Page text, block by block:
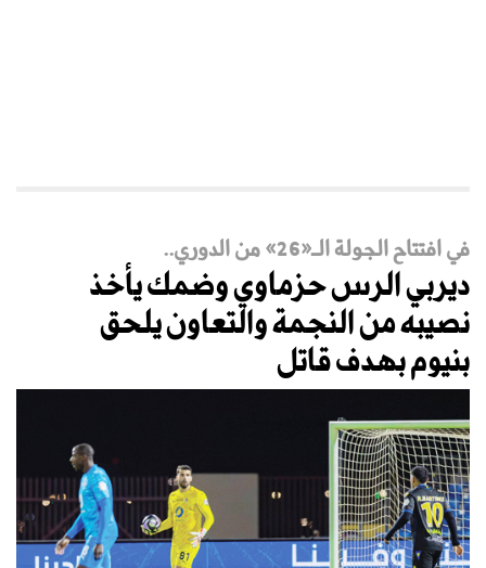
في افتتاح الجولة الـ«26» من الدوري..
ديربي الرس حزماوي وضمك يأخذ
نصيبه من النجمة والتعاون يلحق
بنيوم بهدف قاتل